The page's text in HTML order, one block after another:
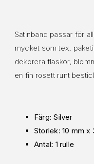
Satinband passar för
mycket som tex.
dekorera flaskor,
en fin rosett runt
Färg: Silver
Storlek: 10 mm x
Antal: 1 rulle